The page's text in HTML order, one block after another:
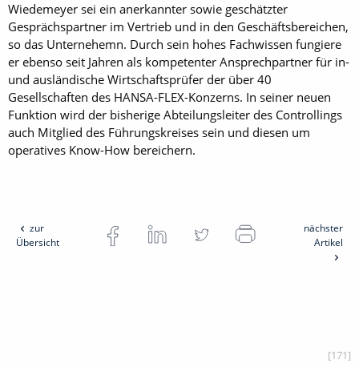
Wiedemeyer sei ein anerkannter sowie geschätzter
Gesprächspartner im Vertrieb und in den Geschäftsbereichen,
so das Unternehemn. Durch sein hohes Fachwissen fungiere
er ebenso seit Jahren als kompetenter Ansprechpartner für in-
und ausländische Wirtschaftsprüfer der über 40
Gesellschaften des HANSA-FLEX-Konzerns. In seiner neuen
Funktion wird der bisherige Abteilungsleiter des Controllings
auch Mitglied des Führungskreises sein und diesen um
operatives Know-How bereichern.
zur
Übersicht
nächster
Artikel
[171]